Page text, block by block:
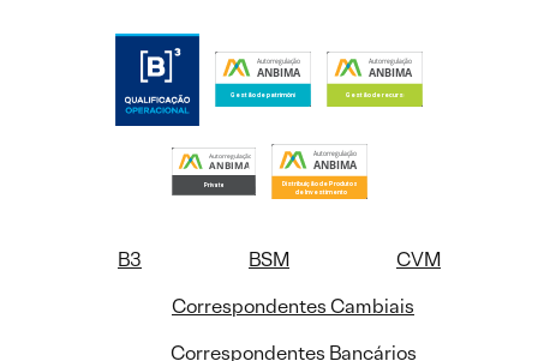
B3 BSM
CVM
Correspondentes Cambiais
Correspondentes Bancários